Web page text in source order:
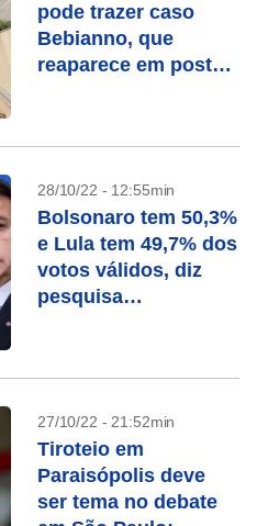
pode trazer caso
Bebianno, que
reaparece em posts
28/10/22 - 12:55min
Bolsonaro tem 50,3%
e Lula tem 49,7% dos
votos válidos, diz
pesquisa
27/10/22 - 21:52min
Tiroteio em
Paraisópolis deve
ser tema no debate